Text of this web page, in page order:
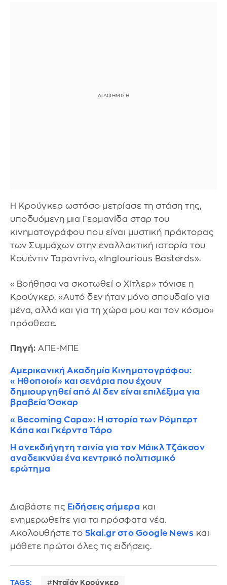
Η Κρούγκερ ωστόσο μετρίασε τη στάση της,
υποδυόμενη μια Γερμανίδα σταρ του
κινηματογράφου που είναι μυστική πράκτορας
των Συμμάχων στην εναλλακτική ιστορία του
Κουέντιν Ταραντίνο, «Inglourious Basterds».
«Βοήθησα να σκοτωθεί ο Χίτλερ» τόνισε η
Κρούγκερ. «Αυτό δεν ήταν μόνο σπουδαίο για
μένα, αλλά και για τη χώρα μου και τον κόσμο»
πρόσθεσε.
Πηγή: ΑΠΕ-ΜΠΕ
Αμερικανική Ακαδημία Κινηματογράφου:
«Ηθοποιοί» και σενάρια που έχουν
δημιουργηθεί από AI δεν είναι επιλέξιμα για
βραβεία Όσκαρ
«Becoming Capa»: H ιστορία των Ρόμπερτ
Κάπα και Γκέρντα Τάρο
Η ανεκδιήγητη ταινία για τον Μάικλ Τζάκσον
αναδεικνύει ένα κεντρικό πολιτισμικό
ερώτημα
Διαβάστε τις Ειδήσεις σήμερα και
ενημερωθείτε για τα πρόσφατα νέα.
Ακολουθήστε το Skai.gr στο Google News και
μάθετε πρώτοι όλες τις ειδήσεις.
TAGS: Νταϊάν Κρούγκερ